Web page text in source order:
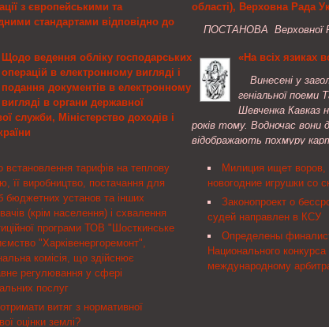
з європейськими та
стандартами відповідно до
юстиції України
переліків стандартів у
цифрового підпису,
для перегляду та гармонізації з
та міжнародними стандартами
до встановлених законодавством
Щодо ведення обліку господарських
операцій в електронному вигляді і
подання документів в електронному
вигляді в органи державної
служби, Міністерство доходів і
Комитета Верховной Рады
вопросам налоговой и таможенной
от 05.03.2013 № 04-30/10-244
Ваше письмо <...> и сообщает.
встановлення тарифів на теплову
її виробництво, постачання для
бюджетних установ та інших
(крім населення) і схвалення
програми ТОВ "Шосткинське
"Харківенергоремонт",
комісія, що здійснює
регулювання у сфері
послуг
витяг з нормативної
оцінки землі?
області), Верховна Рада
ПОСТАНОВА Верховної
повноважень Калчівського
Перелі Д. П. (Калчівська
Болградського району
відповідно до пункту 30
статті 85 Конституції
частини третьої статті
України "Про вибори
Автономної Республіки
сільських, селищних,
Верховна Рада України
«На всіх язиках
Винесені у
геніальної поеми
Шевченка Кавказ
років тому. Водночас вони
відображають похмуру
Милиция ищет воров,
новогодние игрушки со
Законопроект о
судей направлен в КСУ
Определены
Национального конкурса
международному